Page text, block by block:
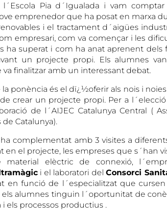
l´Escola Pia d´Igualada i vam
emprenedor que ha posat en marxa
i el tractament d´aigües
empresari, com va començar i les
ha superat i com ha anat aprenent dels
un projecte propi. Els alumnes
finalitzar amb un interessant debat.
ponència és el dï¿½oferir als nois i
crear un projecte propi. Per a
de l´AIJEC Catalunya Central (
Catalunya).
complementat amb 3 visites a
en el projecte, les empreses que s´han
material elèctric de connexió,
i el laboratori del Consorci
en funció de l´especialitzat que
els alumnes tinguin l´oportunitat de
els processos productius .